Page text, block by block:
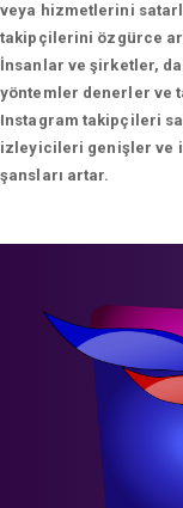
veya hizmetlerini
takipçilerini özgürce
İnsanlar ve şirketler,
yöntemler denerler ve
Instagram takipçileri
izleyicileri genişler ve
şansları artar.